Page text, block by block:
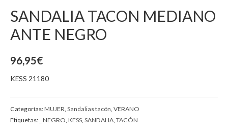
SANDALIA TACON MEDIANO
ANTE NEGRO
96,95€
KESS 21180
Categorías:MUJER Sandalias tacón VERANO
Etiquetas: _ NEGRO KESS SANDALIA TACÓN